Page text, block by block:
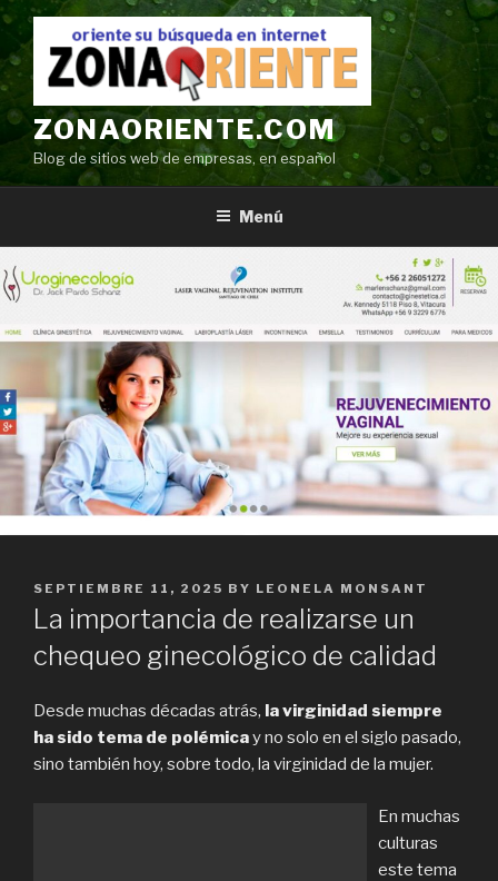
Ir
contenido
ZONAORIENTE.COM
Blog de sitios web de empresas, en español
Menú
POSTED
ON
SEPTIEMBRE 11, 2025 BY LEONELA MONSANT
La importancia de realizarse un
chequeo ginecológico de calidad
Desde muchas décadas atrás, la virginidad siempre
ha sido tema de polémicay no solo en el siglo pasado,
sino también hoy, sobre todo, la virginidad de la mujer.
En muchas
culturas
este tema